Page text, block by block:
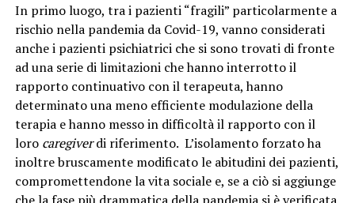
In primo luogo, tra i pazienti “fragili” particolarmente a
rischio nella pandemia da Covid-19, vanno considerati
anche i pazienti psichiatrici che si sono trovati di fronte
ad una serie di limitazioni che hanno interrotto il
rapporto continuativo con il terapeuta, hanno
determinato una meno efficiente modulazione della
terapia e hanno messo in difficoltà il rapporto con il
loro caregiverdi riferimento. L’isolamento forzato ha
inoltre bruscamente modificato le abitudini dei pazienti,
compromettendone la vita sociale e, se a ciò si aggiunge